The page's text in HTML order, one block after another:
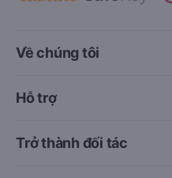
Về chúng tôi
Hỗ trợ
Trở thành đối tác